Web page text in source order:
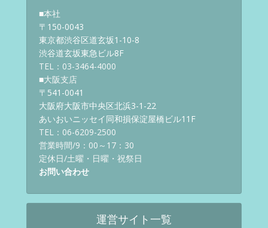
■本社
〒150-0043
東京都渋谷区道玄坂1-10-8
渋谷道玄坂東急ビル8F
TEL：03-3464-4000
■大阪支店
〒541-0041
大阪府大阪市中央区北浜3-1-22
あいおいニッセイ同和損保淀屋橋ビル11F
TEL：06-6209-2500
営業時間/9：00～17：30
定休日/土曜・日曜・祝祭日
お問い合わせ
運営サイト一覧